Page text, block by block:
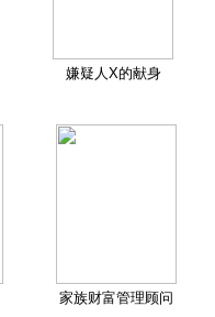
嫌疑人X的献身
家族财富管理顾问